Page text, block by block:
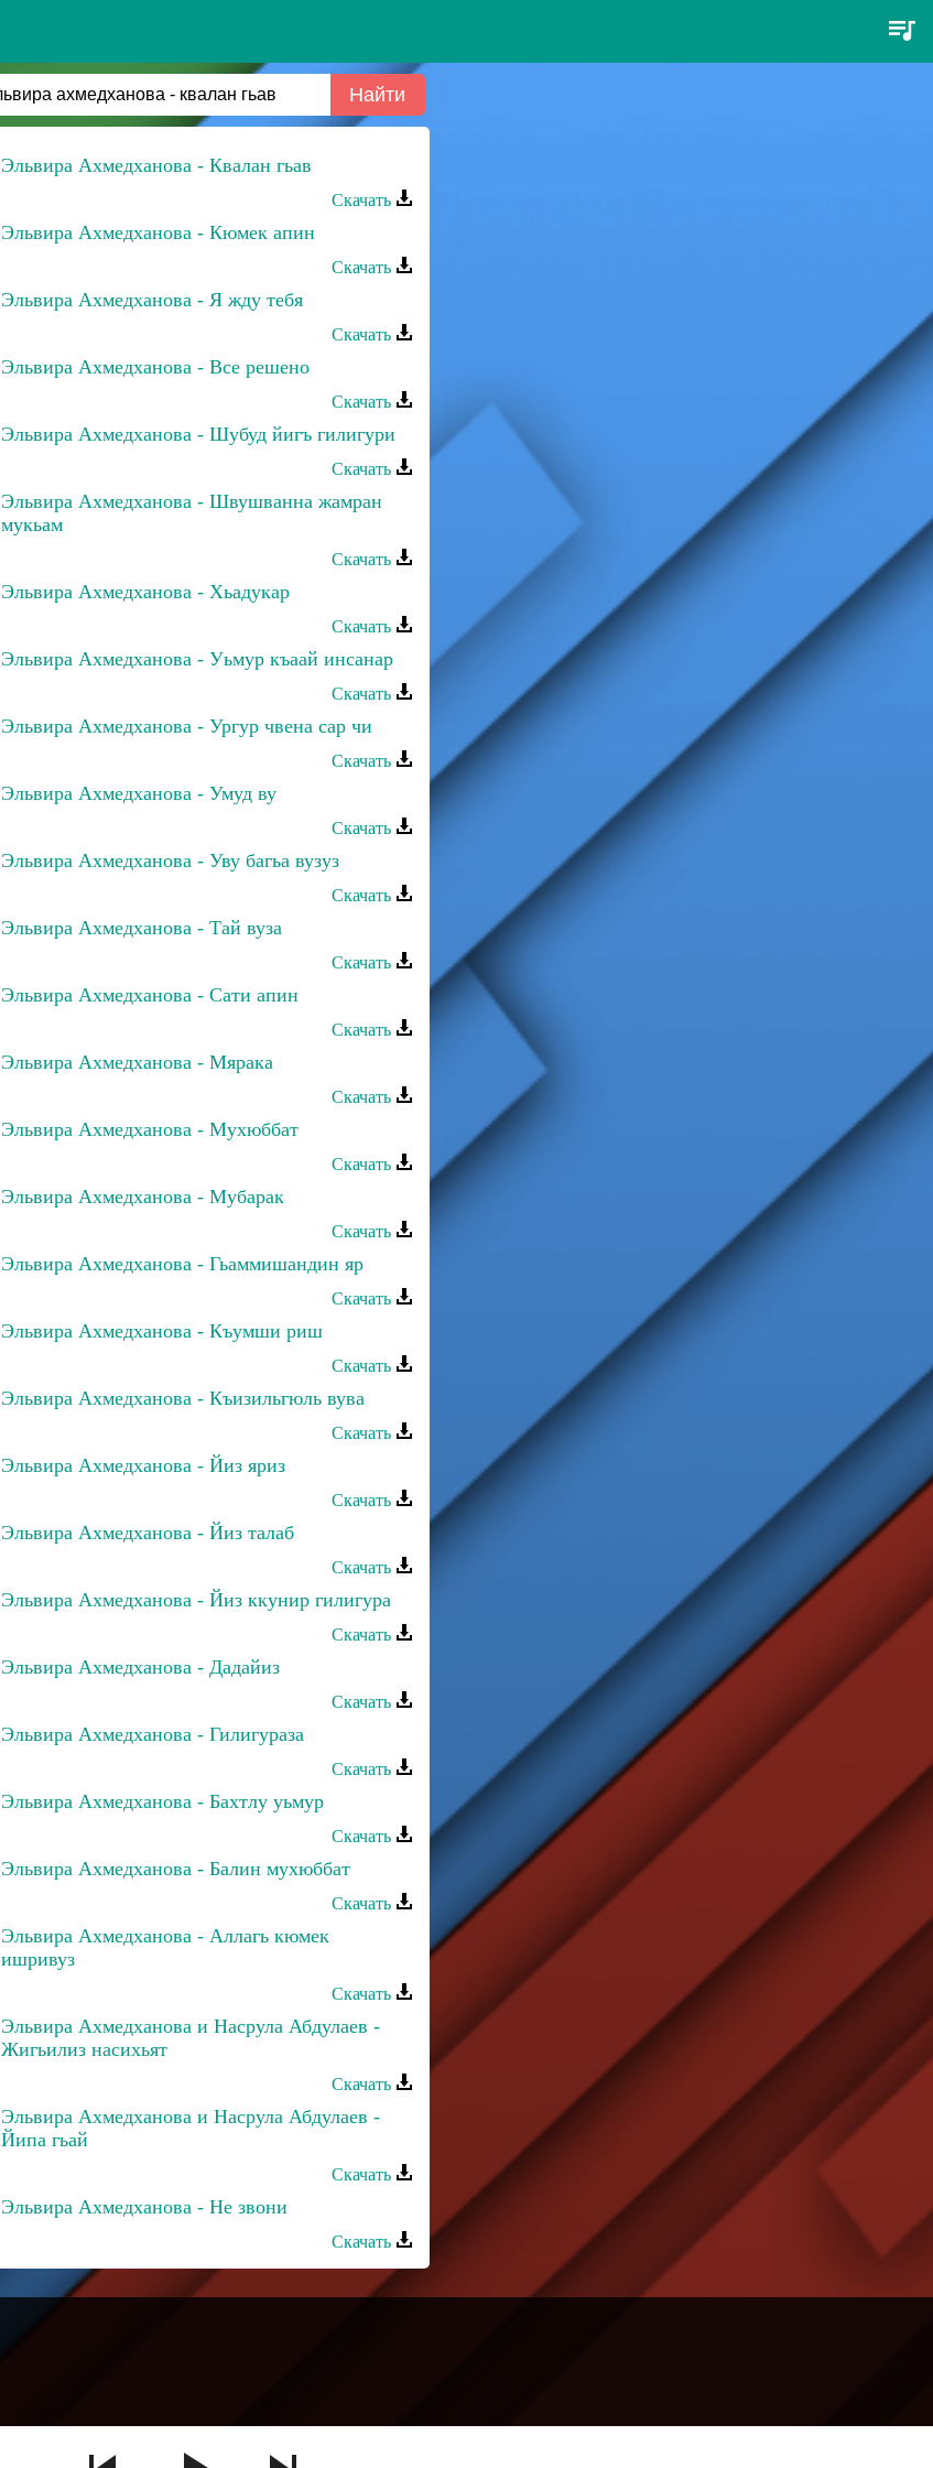
Эльвира Ахмедханова - Квалан гьав
Скачать
Эльвира Ахмедханова - Кюмек апин
Скачать
Эльвира Ахмедханова - Я жду тебя
Скачать
Эльвира Ахмедханова - Все решено
Скачать
Эльвира Ахмедханова - Шубуд йигъ гилигури
Скачать
Эльвира Ахмедханова - Швушванна жамран
мукьам
Скачать
Эльвира Ахмедханова - Хьадукар
Скачать
Эльвира Ахмедханова - Уьмур къаай инсанар
Скачать
Эльвира Ахмедханова - Ургур чвена сар чи
Скачать
Эльвира Ахмедханова - Умуд ву
Скачать
Эльвира Ахмедханова - Уву багьа вузуз
Скачать
Эльвира Ахмедханова - Тай вуза
Скачать
Эльвира Ахмедханова - Сати апин
Скачать
Эльвира Ахмедханова - Мярака
Скачать
Эльвира Ахмедханова - Мухюббат
Скачать
Эльвира Ахмедханова - Мубарак
Скачать
Эльвира Ахмедханова - Гьаммишандин яр
Скачать
Эльвира Ахмедханова - Къумши риш
Скачать
Эльвира Ахмедханова - Къизильгюль вува
Скачать
Эльвира Ахмедханова - Йиз яриз
Скачать
Эльвира Ахмедханова - Йиз талаб
Скачать
Эльвира Ахмедханова - Йиз ккунир гилигура
Скачать
Эльвира Ахмедханова - Дадайиз
Скачать
Эльвира Ахмедханова - Гилигураза
Скачать
Эльвира Ахмедханова - Бахтлу уьмур
Скачать
Эльвира Ахмедханова - Балин мухюббат
Скачать
Эльвира Ахмедханова - Аллагь кюмек
ишривуз
Скачать
Эльвира Ахмедханова и Насрула Абдулаев -
Жигьилиз насихьят
Скачать
Эльвира Ахмедханова и Насрула Абдулаев -
Йипа гьай
Скачать
Эльвира Ахмедханова - Не звони
Скачать